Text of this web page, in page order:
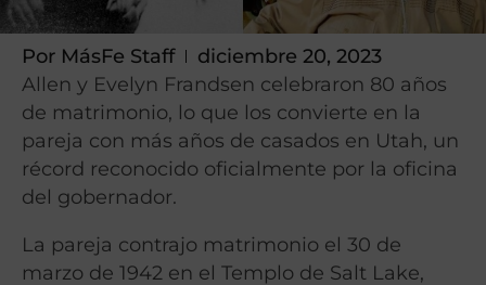
Por MásFe Staff
diciembre 20, 2023
Allen y Evelyn Frandsen celebraron 80 años
de matrimonio, lo que los convierte en la
pareja con más años de casados en Utah, un
récord reconocido oficialmente por la oficina
del gobernador.
La pareja contrajo matrimonio el 30 de
marzo de 1942 en el Templo de Salt Lake,